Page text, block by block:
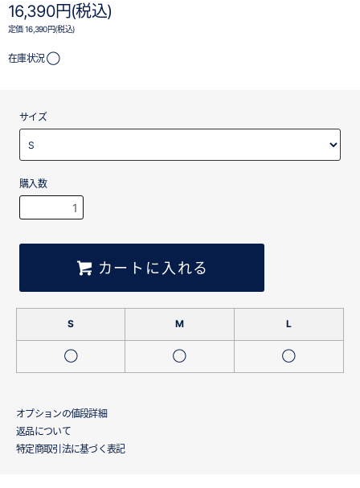
16,390円(税込)
定価 16,390円(税込)
在庫状況 ◯
サイズ
購入数
カートに入れる
S M L
◯ ◯ ◯
オプションの値段詳細
返品について
特定商取引法に基づく表記